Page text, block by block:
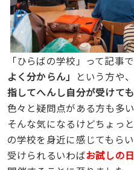
「ひらばの学校」って記事
よく分からん」
という方や、
指してへんし自分が受けて
色々と疑問点がある方も多い
そんな気になるけどちょっ
の学校を身近に感じてもら
受けられるいわばお試しの日